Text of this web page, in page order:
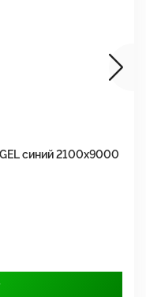
синий 2100х9000